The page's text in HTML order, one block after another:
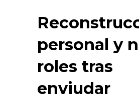
personal y
roles tras
enviudar